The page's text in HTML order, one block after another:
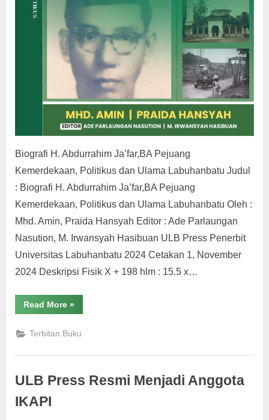
Biografi H. Abdurrahim Ja’far,BA Pejuang
Kemerdekaan, Politikus dan Ulama Labuhanbatu Judul
: Biografi H. Abdurrahim Ja’far,BA Pejuang
Kemerdekaan, Politikus dan Ulama Labuhanbatu Oleh :
Mhd. Amin, Praida Hansyah Editor : Ade Parlaungan
Nasution, M. Irwansyah Hasibuan ULB Press Penerbit
Universitas Labuhanbatu 2024 Cetakan 1, November
2024 Deskripsi Fisik X + 198 hlm : 15.5 x…
Read More“Biografi
H.
Ja’far,BA
Pejuang
Politikus
Labuhanbatu”
»
Terbitan Buku
ULB Press Resmi Menjadi Anggota
IKAPI